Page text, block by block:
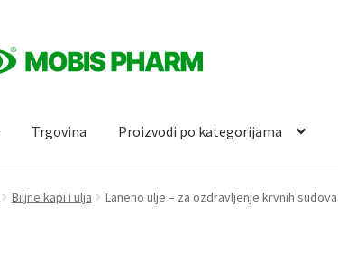
Trgovina Proizvodi po kategorijama
Biljne kapi i ulja Laneno ulje – za ozdravljenje krvnih sudova